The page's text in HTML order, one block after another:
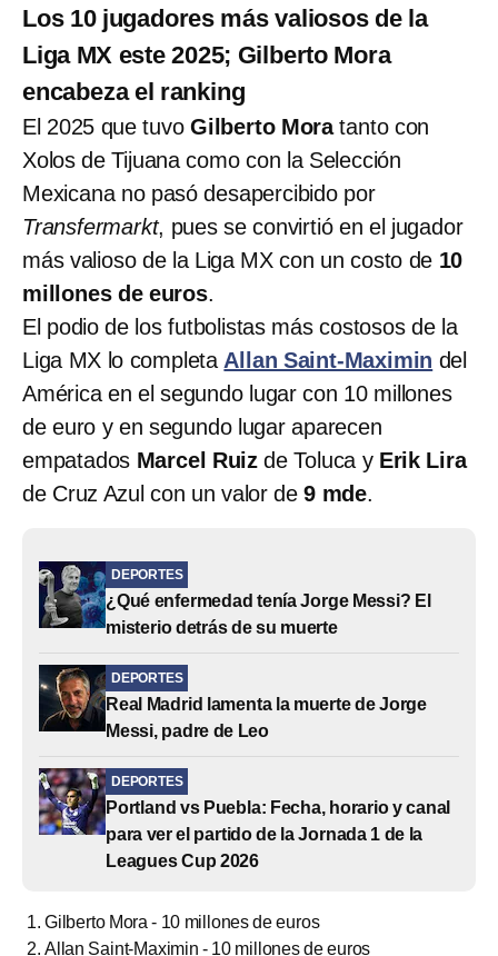
Los 10 jugadores más valiosos de la
Liga MX este 2025; Gilberto Mora
encabeza el ranking
El 2025 que tuvo Gilberto Moratanto con
Xolos de Tijuana como con la Selección
Mexicana no pasó desapercibido por
Transfermarkt, pues se convirtió en el jugador
más valioso de la Liga MX con un costo de 10
millones de euros.
El podio de los futbolistas más costosos de la
Liga MX lo completa Allan Saint-Maximin del
América en el segundo lugar con 10 millones
de euro y en segundo lugar aparecen
empatados Marcel Ruiz de Toluca y Erik Lira
de Cruz Azul con un valor de9 mde.
DEPORTES
¿Qué enfermedad tenía Jorge Messi? El
misterio detrás de su muerte
DEPORTES
Real Madrid lamenta la muerte de Jorge
Messi, padre de Leo
DEPORTES
Portland vs Puebla: Fecha, horario y canal
para ver el partido de la Jornada 1 de la
Leagues Cup 2026
Gilberto Mora - 10 millones de euros
Allan Saint-Maximin - 10 millones de euros